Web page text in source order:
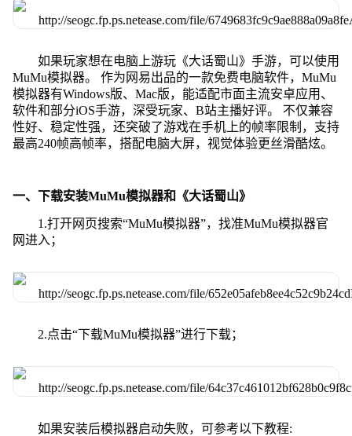
如果玩家想在电脑上游玩《大话蜀山》手游，可以使用
MuMu模拟器。 作为网易出品的一款免费电脑软件，MuMu
模拟器有Windows版、Mac版，能适配市面主流安卓应用、
软件和部分iOS手游，深受玩家、B站主播好评。 不仅兼容
性好、稳定性强，还突破了游戏在手机上的帧率限制，支持
最高240帧高帧率，搭配电脑大屏，视觉体验更丝滑酷炫。
一、下载安装MuMu模拟器和《大话蜀山》
1.打开网页搜索“MuMu模拟器”，找准MuMu模拟器官
网进入；
2.点击“下载MuMu模拟器”进行下载；
如果安装后模拟器启动失败，可参考以下教程: